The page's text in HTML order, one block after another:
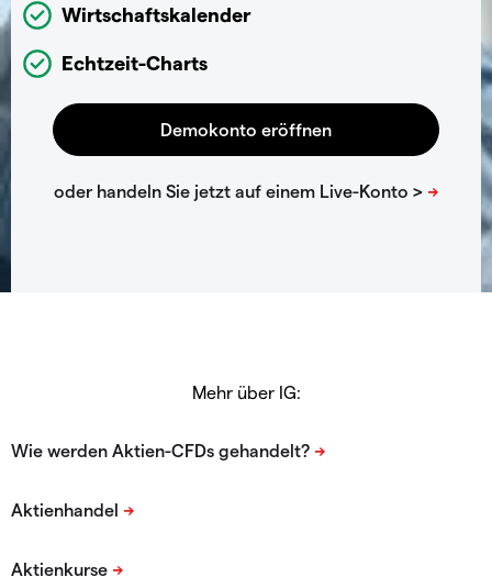
Wirtschaftskalender
Echtzeit-Charts
Mehr über IG: